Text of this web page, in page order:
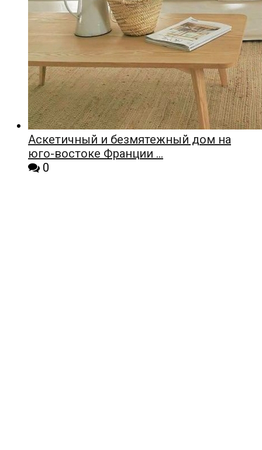
Аскетичный и безмятежный дом на
юго-востоке Франции …
0